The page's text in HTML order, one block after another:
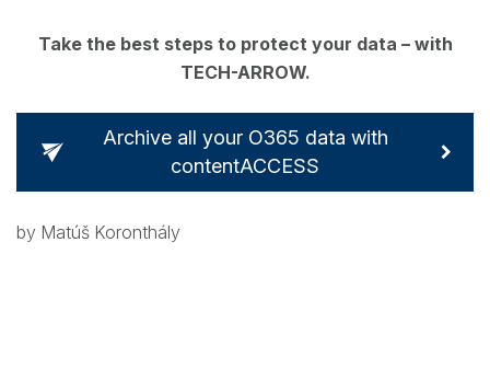
Take the best steps to protect your data – with
TECH-ARROW.
Archive all your O365 data with
contentACCESS
by Matúš Koronthály